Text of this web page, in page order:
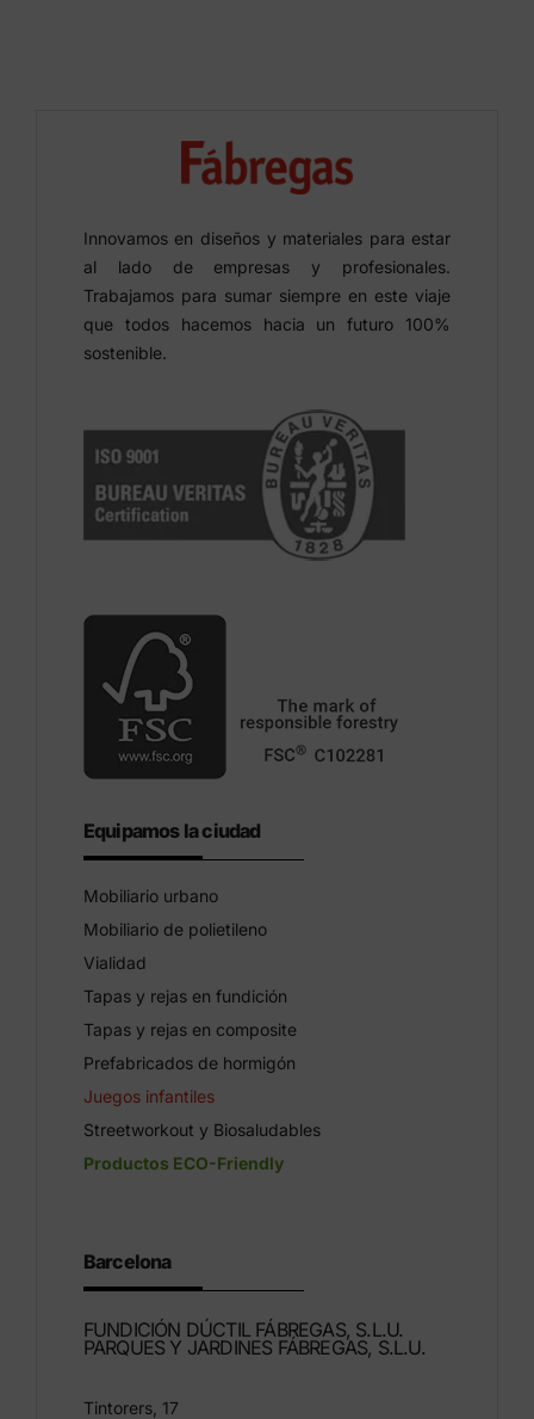
Innovamos en diseños y materiales para estar
al lado de empresas y profesionales.
Trabajamos para sumar siempre en este viaje
que todos hacemos hacia un futuro 100%
sostenible.
Equipamos la ciudad
Mobiliario urbano
Mobiliario de polietileno
Vialidad
Tapas y rejas en fundición
Tapas y rejas en composite
Prefabricados de hormigón
Juegos infantiles
Streetworkout y Biosaludables
Productos ECO-Friendly
Barcelona
FUNDICIÓN DÚCTIL FÁBREGAS, S.L.U.
PARQUES Y JARDINES FÁBREGAS, S.L.U.
Tintorers, 17